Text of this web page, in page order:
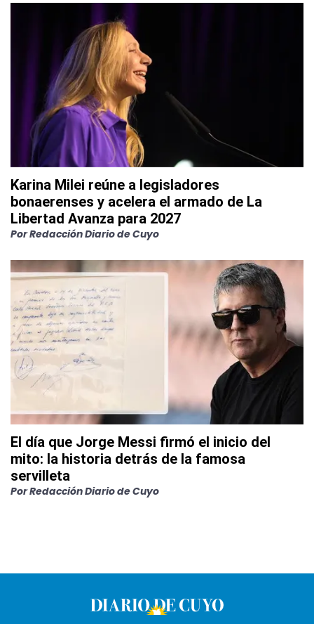
Karina Milei reúne a legisladores
bonaerenses y acelera el armado de La
Libertad Avanza para 2027
PorRedacción Diario de Cuyo
El día que Jorge Messi firmó el inicio del
mito: la historia detrás de la famosa
servilleta
PorRedacción Diario de Cuyo